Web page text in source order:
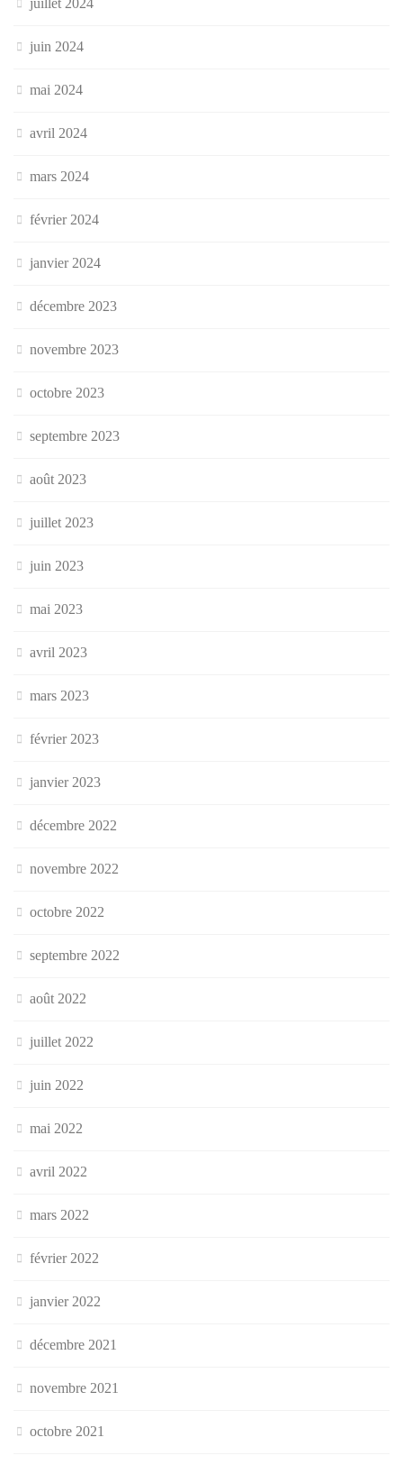
juin 2024
mai 2024
avril 2024
mars 2024
février 2024
janvier 2024
décembre 2023
novembre 2023
octobre 2023
septembre 2023
août 2023
juillet 2023
juin 2023
mai 2023
avril 2023
mars 2023
février 2023
janvier 2023
décembre 2022
novembre 2022
octobre 2022
septembre 2022
août 2022
juillet 2022
juin 2022
mai 2022
avril 2022
mars 2022
février 2022
janvier 2022
décembre 2021
novembre 2021
octobre 2021